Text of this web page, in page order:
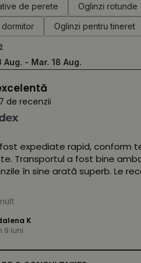
de perete
Oglinzi rotunde
Oglinzi pentru tineret
Aug. - Mar. 18 Aug.
de recenzii
expediate rapid, conform
Transportul a fost bine
în sine arată superb. Le
K
9 luni